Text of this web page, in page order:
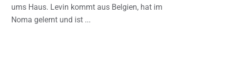
ums Haus. Levin kommt aus Belgien, hat im
Noma gelernt und ist